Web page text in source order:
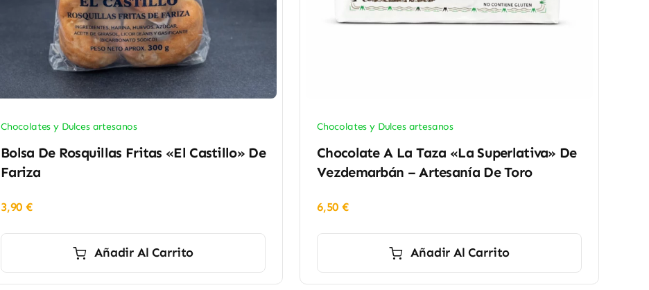
Chocolates y Dulces artesanos
Bolsa De Rosquillas Fritas «El Castillo» De
Fariza
3,90€
Añadir Al Carrito
Chocolates y Dulces artesanos
Chocolate A La Taza «La Superlativa» De
Vezdemarbán – Artesanía De Toro
6,50€
Añadir Al Carrito